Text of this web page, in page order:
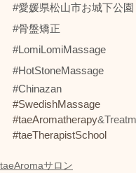
#愛媛県松山市お城下公園
#骨盤矯正
#LomiLomiMassage
#HotStoneMassage
#Chinazan
#SwedishMassage
#taeAromatherapy
#taeTherapistSchool
taeAromaサロン